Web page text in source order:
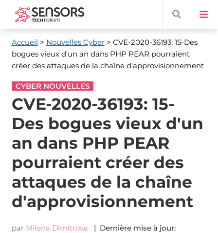
Accueil > Nouvelles Cyber> CVE-2020-36193: 15-Des
bogues vieux d'un an dans PHP PEAR pourraient
créer des attaques de la chaîne d'approvisionnement
CYBER NOUVELLES
CVE-2020-36193: 15-
Des bogues vieux d'un
an dans PHP PEAR
pourraient créer des
attaques de la chaîne
d'approvisionnement
par Milena Dimitrova
| Dernière mise à jour: